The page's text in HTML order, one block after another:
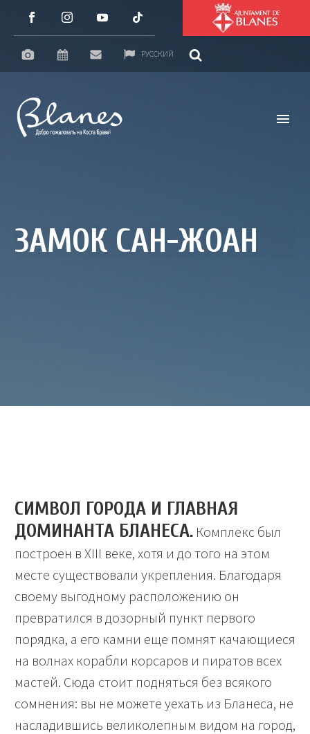
РУССКИЙ
ЗАМОК САН-ЖОАН
СИМВОЛ ГОРОДА И ГЛАВНАЯ
ДОМИНАНТА БЛАНЕСА. Комплекс был
построен в XIII веке, хотя и до того на этом
месте существовали укрепления. Благодаря
своему выгодному расположению он
превратился в дозорный пункт первого
порядка, а его камни еще помнят качающиеся
на волнах корабли корсаров и пиратов всех
мастей. Сюда стоит подняться без всякого
сомнения: вы не можете уехать из Бланеса, не
насладившись великолепным видом на город,